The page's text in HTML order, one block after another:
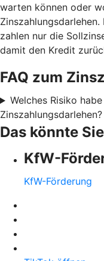
warten können oder
zahlen nur die
damit den Kredit
FAQ zum
Welches Risiko
Zinszahlungsdarlehen?
Das könnte
KfW-
KfW-Förderung